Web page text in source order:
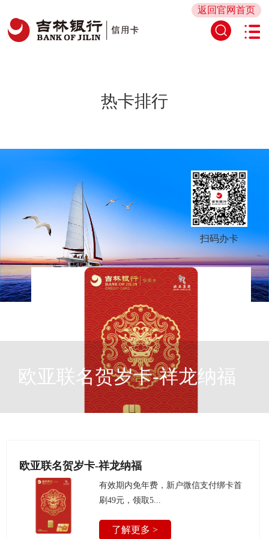
返回官网首页
热卡排行
欧亚联名贺岁卡-祥龙纳福
扫码办卡
欧亚联名贺岁卡-祥龙纳福
有效期内免年费，新户微信支付绑卡首
刷49元，领取5...
了解更多 >